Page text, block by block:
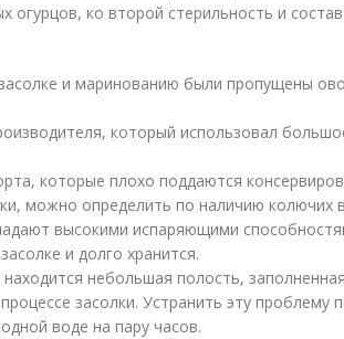
огурцов, ко второй стерильность и
и маринованию были пропущены
который использовал
которые плохо поддаются
можно определить по наличию колючих
высокими испаряющими
и долго хранится.
небольшая полость,
засолки. Устранить эту проблему
воде на пару часов.